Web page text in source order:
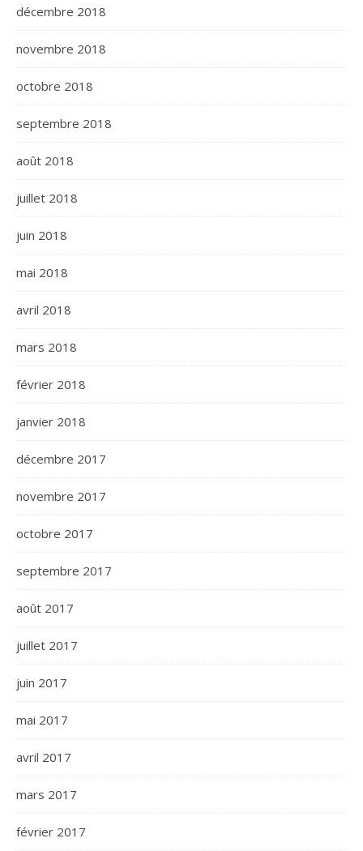
décembre 2018
novembre 2018
octobre 2018
septembre 2018
août 2018
juillet 2018
juin 2018
mai 2018
avril 2018
mars 2018
février 2018
janvier 2018
décembre 2017
novembre 2017
octobre 2017
septembre 2017
août 2017
juillet 2017
juin 2017
mai 2017
avril 2017
mars 2017
février 2017